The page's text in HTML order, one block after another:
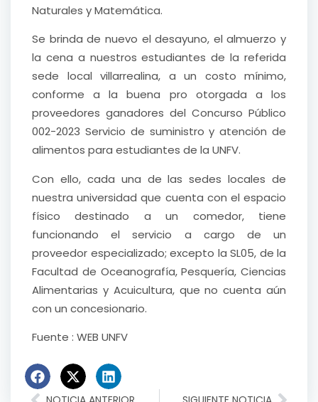
Naturales y Matemática.
Se brinda de nuevo el desayuno, el almuerzo y
la cena a nuestros estudiantes de la referida
sede local villarrealina, a un costo mínimo,
conforme a la buena pro otorgada a los
proveedores ganadores del Concurso Público
002-2023 Servicio de suministro y atención de
alimentos para estudiantes de la UNFV.
Con ello, cada una de las sedes locales de
nuestra universidad que cuenta con el espacio
físico destinado a un comedor, tiene
funcionando el servicio a cargo de un
proveedor especializado; excepto la SL05, de la
Facultad de Oceanografía, Pesquería, Ciencias
Alimentarias y Acuicultura, que no cuenta aún
con un concesionario.
Fuente : WEB UNFV